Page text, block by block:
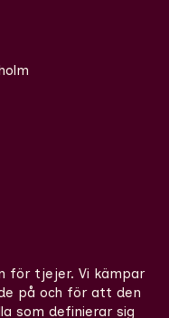
för tjejer. Vi kämpar
på och för att den
som definierar sig